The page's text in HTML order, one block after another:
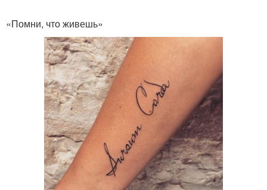
«Помни, что живешь»